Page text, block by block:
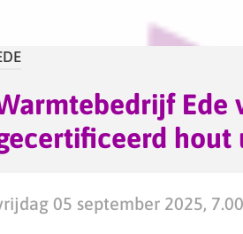
Ede
hout
05 september 2025, 7.00